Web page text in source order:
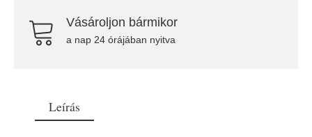
Vásároljon bármikor
a nap 24 órájában nyitva
Leírás